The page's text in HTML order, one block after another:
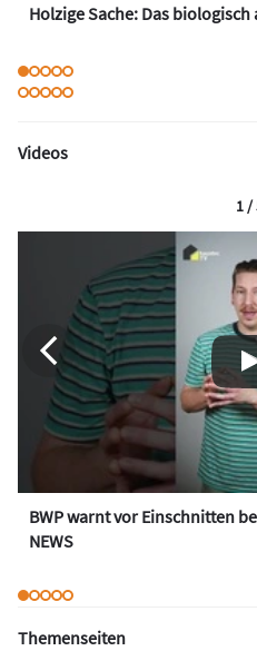
Holzige Sache: Das
Videos
BWP warnt vor Einschnitten
NEWS
1 /
Themenseiten